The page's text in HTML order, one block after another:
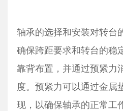
轴承的选择和安装对转台
确保跨距要求和转台的稳
靠背布置，并通过预紧力
度。预紧力可以通过金属
现，以确保轴承的正常工